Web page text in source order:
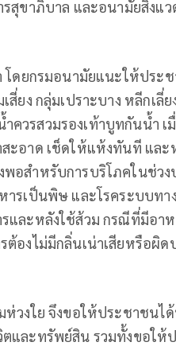
รสุขาภิบาล และอนามัยสิ่ง
โดยกรมอนามัยแนะให้ปร
สี่ยง กลุ่มเปราะบาง หลีกเ
ำควรสวมรองเท้าบูทกันน้ำ
สะอาด เช็ดให้แห้งทันที แล
พอสำหรับการบริโภคในช่ว
ารเป็นพิษ และโรคระบบท
และหลังใช้ส้วม กรณีที่มีอา
ต้องไม่มีกลิ่นเน่าเสียหรือผิ
ห่วงใย จึงขอให้ประชาชน
และทรัพย์สิน รวมทั้งขอให้